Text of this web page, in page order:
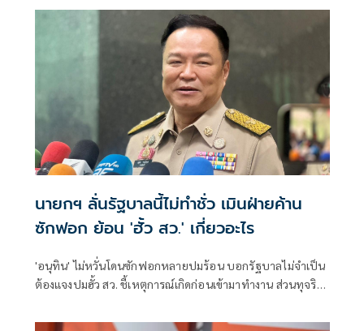
มันเย็น'
นายกฯ ลั่นรัฐบาลนี้ไม่ทำชั่ว เมินฝ่ายค้าน
ซักฟอก ย้อน 'ฮั้ว สว.' เกี่ยวอะไร
'อนุทิน' ไม่หวั่นโดนซักฟอกหลายปมร้อน บอกรัฐบาลไม่จำเป็น
ต้องแจงปมฮั้ว สว. ชี้เหตุการณ์เกิดก่อนเข้ามาทำงาน ส่วนทุจริต